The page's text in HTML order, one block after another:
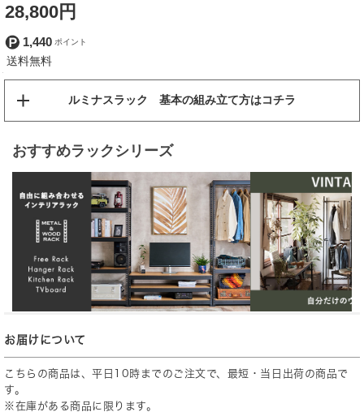
28,800円
1,440
ルミナスラック 基本の組み立て方はコチラ
おすすめラックシリーズ